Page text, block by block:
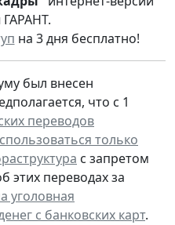
на 3 дня бесплатно!
был внесен
что с 1
переводов
только
с запретом
этих переводах за
уголовная
с банковских карт.